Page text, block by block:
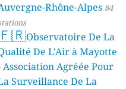
Rhône-Alpes 84
Observatoire De La
De L'Air à Mayotte
Association Agréée Pour
Surveillance De La